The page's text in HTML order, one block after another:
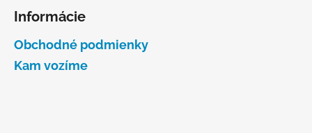
Informácie
Obchodné podmienky
Kam vozíme